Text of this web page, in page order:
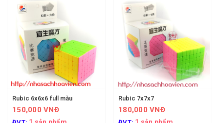
Rubic 6x6x6 full màu
150,000 VNĐ
Rubic 7x7x7
180,000 VNĐ